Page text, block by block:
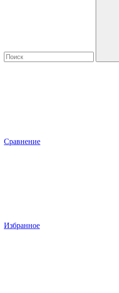
Сравнение
Избранное